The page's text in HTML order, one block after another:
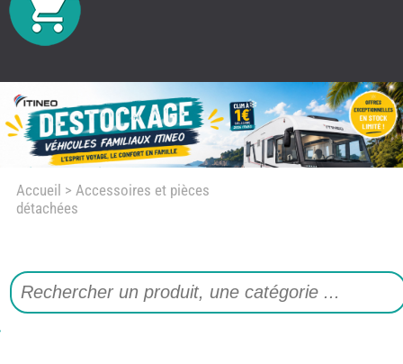
Accueil > Accessoires et pièces
détachées